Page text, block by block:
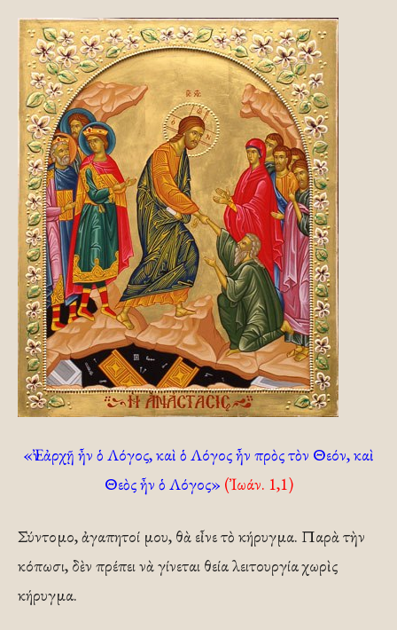
«Ἐν ἀρχῇ ἦν ὁ Λόγος, καὶ ὁ Λόγος ἦν πρὸς τὸν Θεόν, καὶ
Θεὸς ἦν ὁ Λόγος» (Ἰωάν. 1,1)
Σύντομο, ἀγαπητοί μου, θὰ εἶνε τὸ κήρυγμα. Παρὰ τὴν
κόπωσι, δὲν πρέπει νὰ γίνεται θεία λειτουργία χωρὶς
κήρυγμα.